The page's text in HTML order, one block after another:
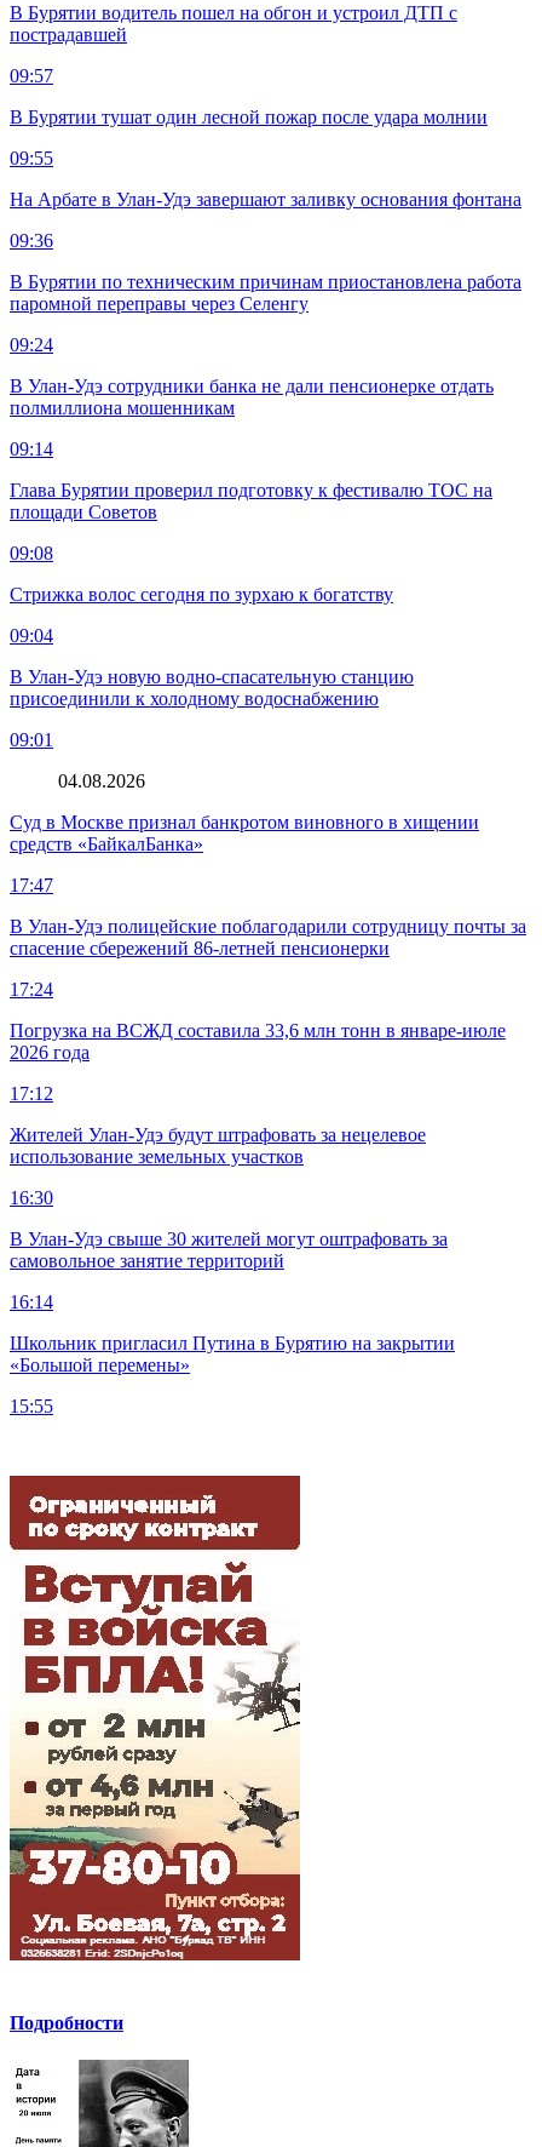
В Бурятии водитель пошел на обгон и устроил ДТП с
пострадавшей
09:57
В Бурятии тушат один лесной пожар после удара молнии
09:55
На Арбате в Улан-Удэ завершают заливку основания фонтана
09:36
В Бурятии по техническим причинам приостановлена работа
паромной переправы через Селенгу
09:24
В Улан-Удэ сотрудники банка не дали пенсионерке отдать
полмиллиона мошенникам
09:14
Глава Бурятии проверил подготовку к фестивалю ТОС на
площади Советов
09:08
Стрижка волос сегодня по зурхаю к богатству
09:04
В Улан-Удэ новую водно‑спасательную станцию
присоединили к холодному водоснабжению
09:01
04.08.2026
Суд в Москве признал банкротом виновного в хищении
средств «БайкалБанка»
17:47
В Улан-Удэ полицейские поблагодарили сотрудницу почты за
спасение сбережений 86-летней пенсионерки
17:24
Погрузка на ВСЖД составила 33,6 млн тонн в январе-июле
2026 года
17:12
Жителей Улан-Удэ будут штрафовать за нецелевое
использование земельных участков
16:30
В Улан-Удэ свыше 30 жителей могут оштрафовать за
самовольное занятие территорий
16:14
Школьник пригласил Путина в Бурятию на закрытии
«Большой перемены»
15:55
Подробности